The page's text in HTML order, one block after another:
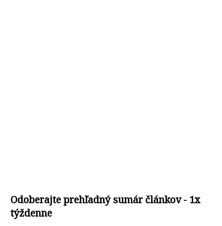
Odoberajte prehľadný sumár článkov - 1x
týždenne